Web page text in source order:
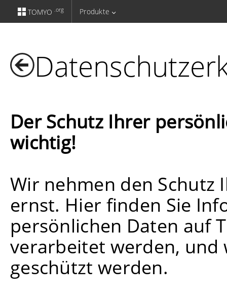
TOMYO .org Produkte
Der Schutz Ihrer
wichtig!
Wir nehmen den Schutz
ernst. Hier finden Sie
persönlichen Daten auf
verarbeitet werden,
geschützt werden.